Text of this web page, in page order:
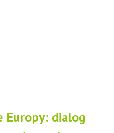
Europy: dialog